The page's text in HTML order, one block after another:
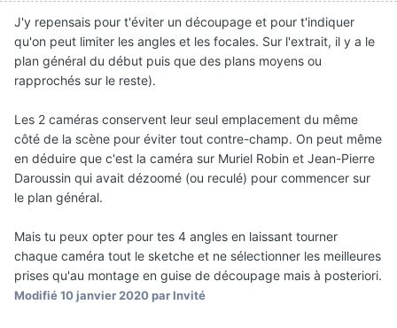
J'y repensais pour t'éviter un découpage et pour t'indiquer
qu'on peut limiter les angles et les focales. Sur l'extrait, il y a le
plan général du début puis que des plans moyens ou
rapprochés sur le reste).
Les 2 caméras conservent leur seul emplacement du même
côté de la scène pour éviter tout contre-champ. On peut même
en déduire que c'est la caméra sur Muriel Robin et Jean-Pierre
Daroussin qui avait dézoomé (ou reculé) pour commencer sur
le plan général.
Mais tu peux opter pour tes 4 angles en laissant tourner
chaque caméra tout le sketche et ne sélectionner les meilleures
prises qu'au montage en guise de découpage mais à posteriori.
Modifié10 janvier 2020par Invité